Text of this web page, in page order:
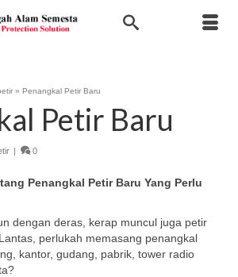
» Penangkal Petir Baru
Petir Baru
| 0
Penangkal Petir Baru Yang Perlu
dengan deras, kerap muncul juga petir
perlukah memasang penangkal
kantor, gudang, pabrik, tower radio